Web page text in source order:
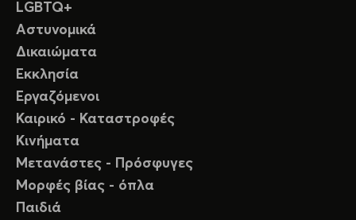
LGBTQ+
Αστυνομικά
Δικαιώματα
Εκκλησία
Εργαζόμενοι
Καιρικό - Καταστροφές
Κινήματα
Μετανάστες - Πρόσφυγες
Μορφές βίας - όπλα
Παιδιά